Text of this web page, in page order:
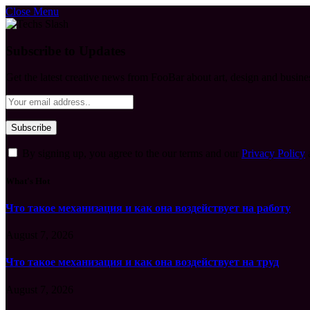
Close Menu
Privacy Policy
Что такое механизация и как она воздействует на работу
Что такое механизация и как она воздействует на труд